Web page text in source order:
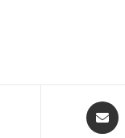
Opens
in